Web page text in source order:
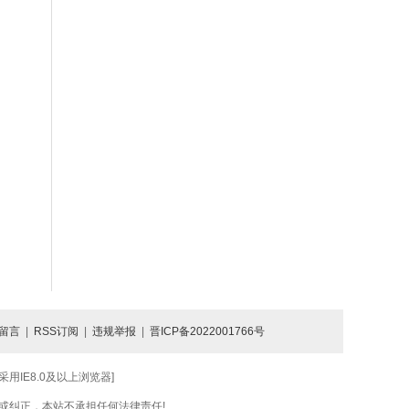
言 RSS订阅 违规举报 晋ICP备2022001766号
用IE8.0及以上浏览器]
纠正，本站不承担任何法律责任!